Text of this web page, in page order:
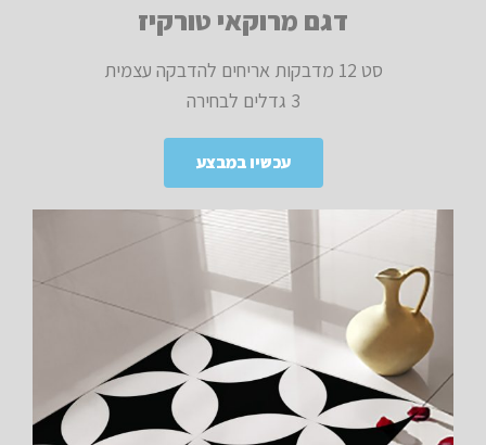
דגם מרוקאי טורקיז
סט 12 מדבקות אריחים להדבקה עצמית
3 גדלים לבחירה
עכשיו במבצע